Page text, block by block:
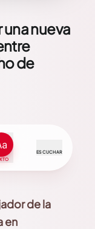
una nueva
de
ESCUCHAR
de la
en